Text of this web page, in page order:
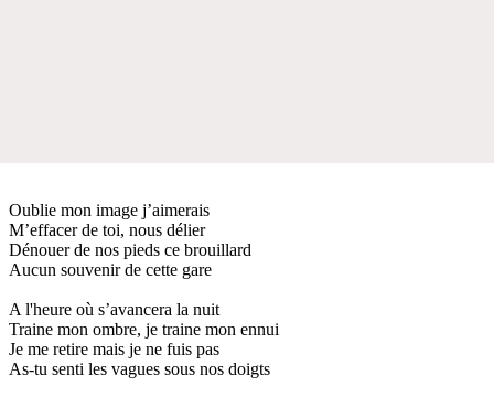
Oublie mon image j’aimerais
M’effacer de toi, nous délier
Dénouer de nos pieds ce brouillard
Aucun souvenir de cette gare
A l'heure où s’avancera la nuit
Traine mon ombre, je traine mon ennui
Je me retire mais je ne fuis pas
As-tu senti les vagues sous nos doigts